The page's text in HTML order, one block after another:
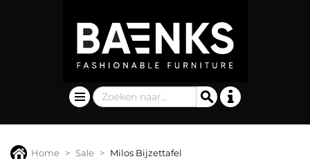
Home Sale Milos Bijzettafel